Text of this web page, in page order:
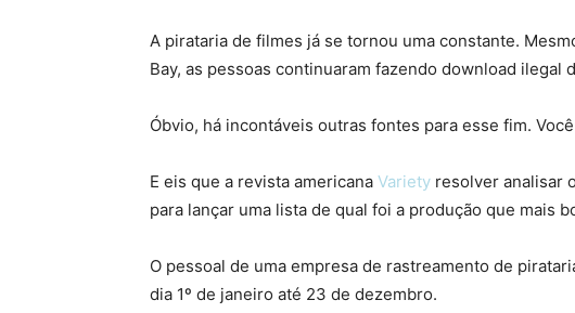
A pirataria de filmes já se tornou uma constante.
Bay, as pessoas continuaram fazendo download ilegal
Óbvio, há incontáveis outras fontes para esse fim.
E eis que a revista americana Variety resolver analisar
para lançar uma lista de qual foi a produção que mais
O pessoal de uma empresa de rastreamento de
dia 1º de janeiro até 23 de dezembro.